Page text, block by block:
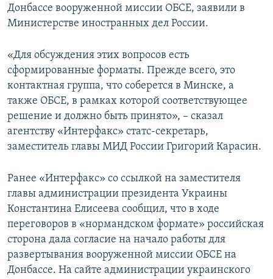
Донбассе вооруженной миссии ОБСЕ, заявили в
Министерстве иностранных дел России.
«Для обсуждения этих вопросов есть
сформированные форматы. Прежде всего, это
контактная группа, что соберется в Минске, а
также ОБСЕ, в рамках которой соответствующее
решение и должно быть принято», – сказал
агентству «Интерфакс» статс-секретарь,
заместитель главы МИД России Григорий Карасин.
Ранее «Интерфакс» со ссылкой на заместителя
главы администрации президента Украины
Константина Елисеева сообщил, что в ходе
переговоров в «нормандском формате» российская
сторона дала согласие на начало работы для
развертывания вооруженной миссии ОБСЕ на
Донбассе. На сайте администрации украинского